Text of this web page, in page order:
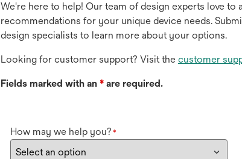
We're here to help! Our team of design experts love
recommendations for your unique device needs.
design specialists to learn more about your options.
Looking for customer support? Visit the customer
Fields marked with an * are required.
How may we help you? *